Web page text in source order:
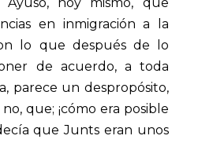
en inmigración a la
lo que después de lo
de acuerdo, a toda
parece un despropósito,
que; ¡cómo era posible
que Junts eran unos